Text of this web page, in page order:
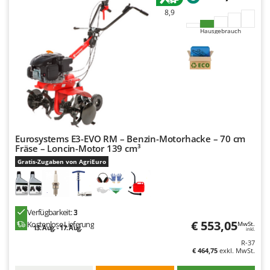
New O.M.R.A.
Nilfisk
Ninja
Novatec
Novital
NuAir
NuovaFac
O
Oliviero
8,9
Hausgebrauch
Eurosystems E3-EVO RM – Benzin-Motorhacke – 70 cm
Fräse – Loncin-Motor 139 cm³
Gratis-Zugaben von AgriEuro
Verfügbarkeit:3
Kostenlose Lieferung
13. Aug. - 17. Aug. € 553,05MwSt.
inkl.
R-37
€ 464,75 exkl. MwSt.